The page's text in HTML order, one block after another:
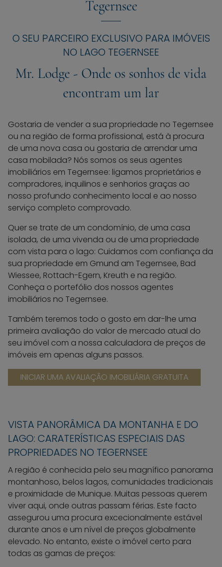
Tegernsee
O SEU PARCEIRO EXCLUSIVO PARA IMÓVEIS
NO LAGO TEGERNSEE
Mr. Lodge - Onde os sonhos de vida
encontram um lar
Gostaria de vender a sua propriedade no Tegernsee
ou na região de forma profissional, está à procura
de uma nova casa ou gostaria de arrendar uma
casa mobilada? Nós somos os seus agentes
imobiliários em Tegernsee: ligamos proprietários e
compradores, inquilinos e senhorios graças ao
nosso profundo conhecimento local e ao nosso
serviço completo comprovado.
Quer se trate de um condomínio, de uma casa
isolada, de uma vivenda ou de uma propriedade
com vista para o lago: Cuidamos com confiança da
sua propriedade em Gmund am Tegernsee, Bad
Wiessee, Rottach-Egern, Kreuth e na região.
Conheça o portefólio dos nossos agentes
imobiliários no Tegernsee.
Também teremos todo o gosto em dar-lhe uma
primeira avaliação do valor de mercado atual do
seu imóvel com a nossa calculadora de preços de
imóveis em apenas alguns passos.
INICIAR UMA AVALIAÇÃO IMOBILIÁRIA GRATUITA
VISTA PANORÂMICA DA MONTANHA E DO
LAGO: CARATERÍSTICAS ESPECIAIS DAS
PROPRIEDADES NO TEGERNSEE
A região é conhecida pelo seu magnífico panorama
montanhoso, belos lagos, comunidades tradicionais
e proximidade de Munique. Muitas pessoas querem
viver aqui, onde outras passam férias. Este facto
assegurou uma procura excecionalmente estável
durante anos e um nível de preços globalmente
elevado. No entanto, existe o imóvel certo para
todas as gamas de preços: